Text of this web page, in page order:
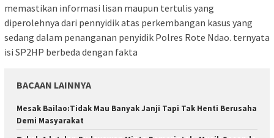
memastikan informasi lisan maupun tertulis yang
diperolehnya dari pennyidik atas perkembangan kasus yang
sedang dalam penanganan penyidik Polres Rote Ndao. ternyata
isi SP2HP berbeda dengan fakta
BACAAN LAINNYA
Mesak Bailao:Tidak Mau Banyak Janji Tapi Tak Henti Berusaha
Demi Masyarakat